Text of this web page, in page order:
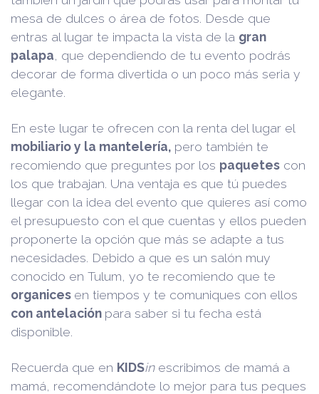
mesa de dulces o área de fotos. Desde que
entras al lugar te impacta la vista de la gran
palapa , que dependiendo de tu evento podrás
decorar de forma divertida o un poco más seria y
elegante.
En este lugar te ofrecen con la renta del lugar el
mobiliario y la mantelería, pero también te
recomiendo que preguntes por los paquetes con
los que trabajan. Una ventaja es que tú puedes
llegar con la idea del evento que quieres así como
el presupuesto con el que cuentas y ellos pueden
proponerte la opción que más se adapte a tus
necesidades. Debido a que es un salón muy
conocido en Tulum, yo te recomiendo que te
organices en tiempos y te comuniques con ellos
con antelación para saber si tu fecha está
disponible.
Recuerda que en KIDSinescribimos de mamá a
mamá, recomendándote lo mejor para tus peques